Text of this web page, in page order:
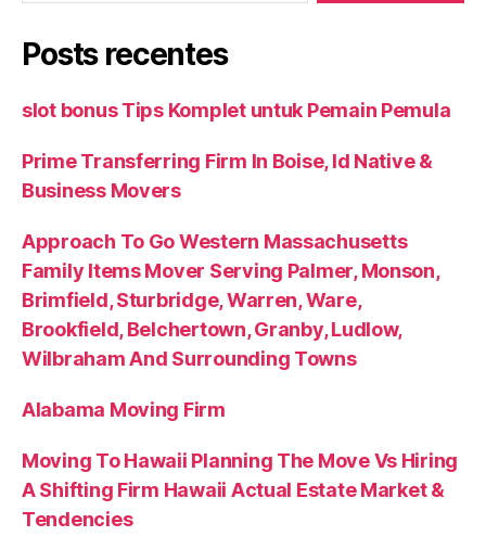
Posts recentes
slot bonus Tips Komplet untuk Pemain Pemula
Prime Transferring Firm In Boise, Id Native &
Business Movers
Approach To Go Western Massachusetts
Family Items Mover Serving Palmer, Monson,
Brimfield, Sturbridge, Warren, Ware,
Brookfield, Belchertown, Granby, Ludlow,
Wilbraham And Surrounding Towns
Alabama Moving Firm
Moving To Hawaii Planning The Move Vs Hiring
A Shifting Firm Hawaii Actual Estate Market &
Tendencies